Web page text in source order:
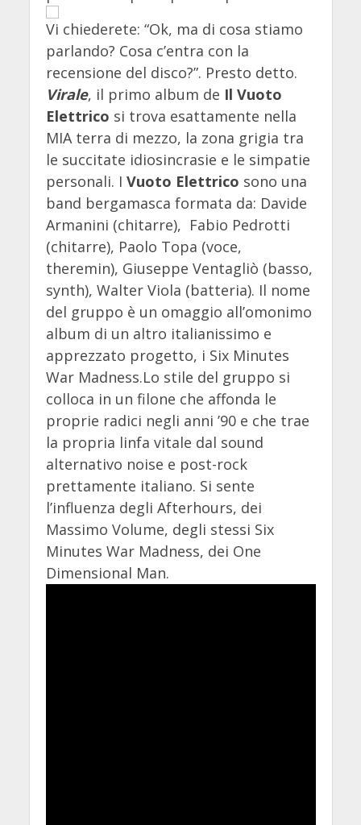
Vi chiederete: “Ok, ma di cosa stiamo
parlando? Cosa c’entra con la
recensione del disco?”. Presto detto.
Virale, il primo album de Il Vuoto
Elettrico si trova esattamente nella
MIA terra di mezzo, la zona grigia tra
le succitate idiosincrasie e le simpatie
personali. I Vuoto Elettrico sono una
band bergamasca formata da: Davide
Armanini (chitarre), Fabio Pedrotti
(chitarre), Paolo Topa (voce,
theremin), Giuseppe Ventagliò (basso,
synth), Walter Viola (batteria). Il nome
del gruppo è un omaggio all’omonimo
album di un altro italianissimo e
apprezzato progetto, i Six Minutes
War Madness.Lo stile del gruppo si
colloca in un filone che affonda le
proprie radici negli anni ’90 e che trae
la propria linfa vitale dal sound
alternativo noise e post-rock
prettamente italiano. Si sente
l’influenza degli Afterhours, dei
Massimo Volume, degli stessi Six
Minutes War Madness, dei One
Dimensional Man.